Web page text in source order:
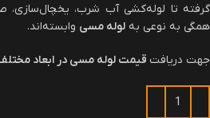
گرفته تا لوله‌کشی آب شرب، یخچال‌سازی،
همگی به نوعی به لوله مسی وابسته‌اند.
جهت دریافت قیمت لوله مسی در ابعاد